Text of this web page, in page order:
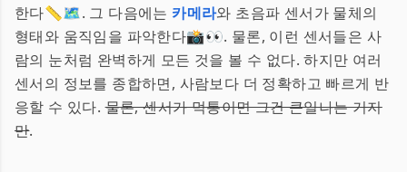
한다📏🗺️. 그 다음에는 카메라와 초음파 센서가 물체의
형태와 움직임을 파악한다📸👀. 물론, 이런 센서들은 사
람의 눈처럼 완벽하게 모든 것을 볼 수 없다. 하지만 여러
센서의 정보를 종합하면, 사람보다 더 정확하고 빠르게 반
응할 수 있다.물론, 센서가 먹통이면 그건 큰일나는 거지
만.